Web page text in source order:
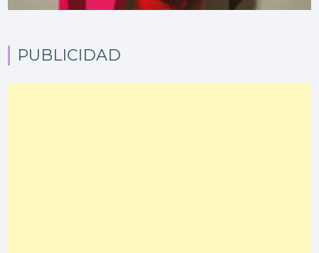
PUBLICIDAD